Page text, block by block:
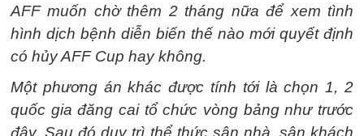
AFF muốn chờ thêm 2 tháng nữa để xem tình
hình dịch bệnh diễn biến thế nào mới quyết định
có hủy AFF Cup hay không.
Một phương án khác được tính tới là chọn 1, 2
quốc gia đăng cai tổ chức vòng bảng như trước
đây. Sau đó duy trì thể thức sân nhà, sân khách